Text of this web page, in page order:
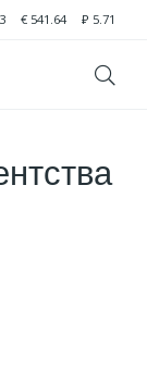
€ 541.64 ₽ 5.71